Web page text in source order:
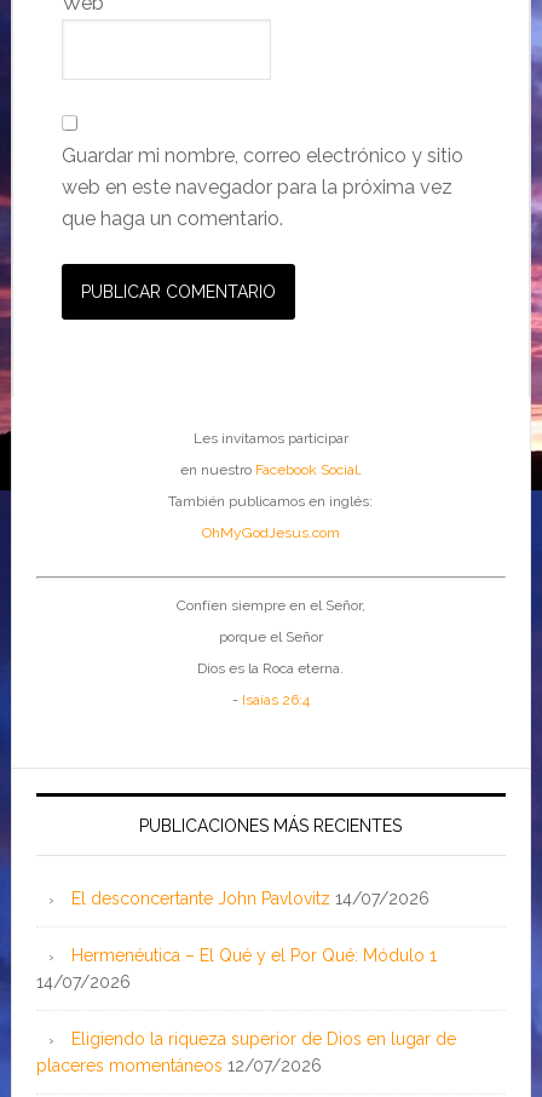
Guardar mi nombre, correo electrónico y sitio
web en este navegador para la próxima vez
que haga un comentario.
Les invitamos participar
en nuestro Facebook Social.
También publicamos en inglés:
OhMyGodJesus.com
Confíen siempre en el Señor,
porque el Señor
Dios es la Roca eterna.
- Isaías 26:4
PUBLICACIONES MÁS RECIENTES
El desconcertante John Pavlovitz 14/07/2026
Hermenéutica – El Qué y el Por Qué: Módulo 1
14/07/2026
Eligiendo la riqueza superior de Dios en lugar de
placeres momentáneos 12/07/2026